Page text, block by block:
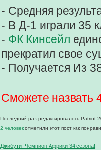
- Средняя
- В Д-1 играли 35
- ФК Кинсейл
прекратил свое
- Получается Из
Сможете назвать
Последний раз редактировалось Patriot
2 человек отметили этот пост как
Джибути- Чемпион Африки 34 сезона!